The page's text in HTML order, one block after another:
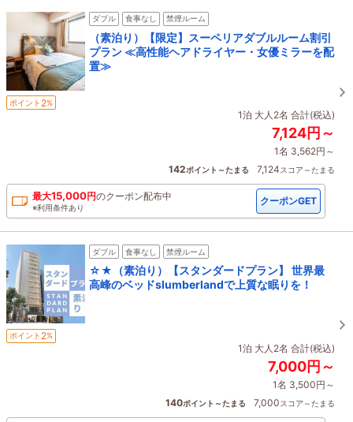
ダブル 食事なし 禁煙ルーム
（素泊り）【限定】スーペリアダブルルーム割引
プラン ≪高性能ヘアドライヤー・女優ミラーを配
置≫
ポイント 2%
1泊 大人2名 合計(税込)
7,124円～
1名 3,562円～
142ポイント～たまる 7,124スコア～たまる
最大15,000円のクーポン配布中
※利用条件あり
クーポンGET
ダブル 食事なし 禁煙ルーム
☆★（素泊り）【スタンダードプラン】 世界最
高峰のベッドslumberlandで上質な眠りを！
ポイント 2%
1泊 大人2名 合計(税込)
7,000円～
1名 3,500円～
140ポイント～たまる 7,000スコア～たまる